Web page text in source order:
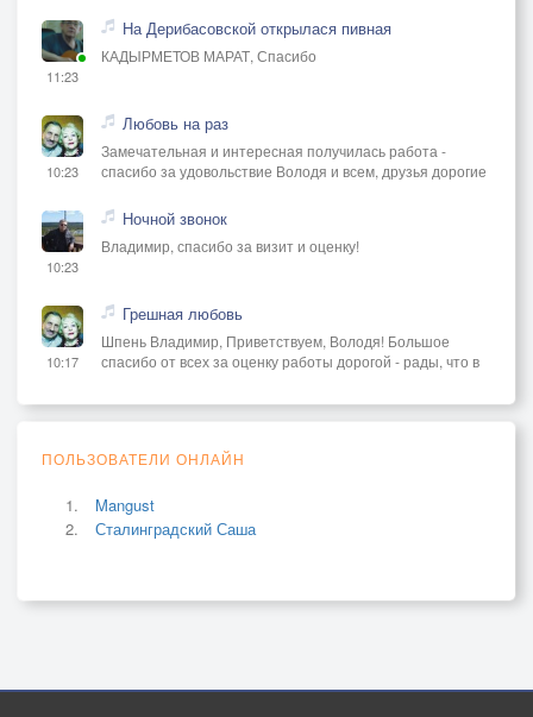
11:23
На Дерибасовской открылася пивная
КАДЫРМЕТОВ МАРАТ, Спасибо
10:23
Любовь на раз
Замечательная и интересная получилась работа -
спасибо за удовольствие Володя и всем, друзья дорогие
10:23
Ночной звонок
Владимир, спасибо за визит и оценку!
10:17
Грешная любовь
Шпень Владимир, Приветствуем, Володя! Большое
спасибо от всех за оценку работы дорогой - рады, что в
ПОЛЬЗОВАТЕЛИ ОНЛАЙН
Mangust
Сталинградский Саша